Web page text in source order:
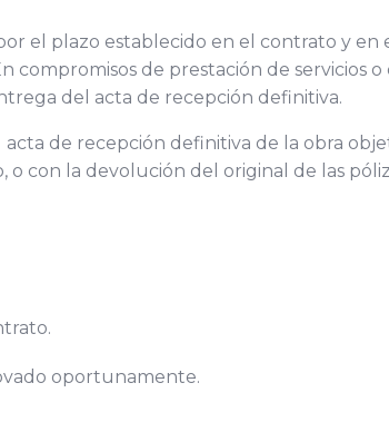
el plazo establecido en el contrato y
compromisos de prestación de servicios
del acta de recepción definitiva.
de recepción definitiva de la obra
con la devolución del original de las
oportunamente.